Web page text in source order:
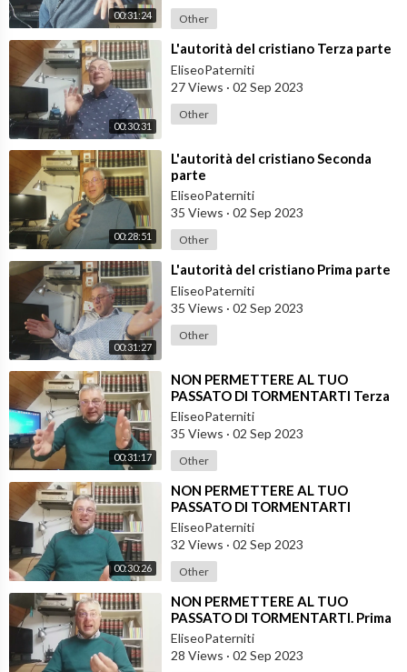
00:31:24 Other
00:30:31
⁣L'autorità del cristiano Terza parte
EliseoPaterniti
27 Views · 02 Sep 2023
Other
00:28:51
⁣L'autorità del cristiano Seconda
parte
EliseoPaterniti
35 Views · 02 Sep 2023
Other
00:31:27
⁣L'autorità del cristiano Prima parte
EliseoPaterniti
35 Views · 02 Sep 2023
Other
00:31:17
⁣NON PERMETTERE AL TUO
PASSATO DI TORMENTARTI Terza
parte
EliseoPaterniti
35 Views · 02 Sep 2023
Other
00:30:26
⁣NON PERMETTERE AL TUO
PASSATO DI TORMENTARTI
Seconda parte
EliseoPaterniti
32 Views · 02 Sep 2023
Other
⁣NON PERMETTERE AL TUO
PASSATO DI TORMENTARTI. Prima
parte
EliseoPaterniti
28 Views · 02 Sep 2023